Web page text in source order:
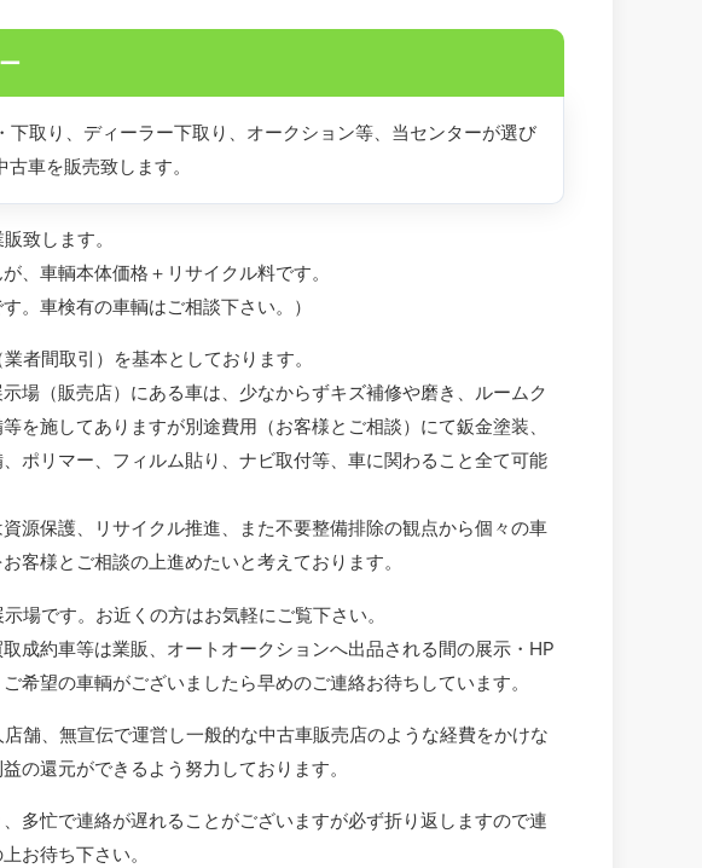
取り、ディーラー下取り、オークション等、当センターが選び
車を販売致します。
致します。
、車輌本体価格＋リサイクル料です。
す。車検有の車輌はご相談下さい。）
間取引）を基本としております。
場（販売店）にある車は、少なからずキズ補修や磨き、ルームク
を施してありますが別途費用（お客様とご相談）にて鈑金塗装、
ポリマー、フィルム貼り、ナビ取付等、車に関わること全て可能
源保護、リサイクル推進、また不要整備排除の観点から個々の車
客様とご相談の上進めたいと考えております。
です。お近くの方はお気軽にご覧下さい。
成約車等は業販、オートオークションへ出品される間の展示・HP
希望の車輌がございましたら早めのご連絡お待ちしています。
、無宣伝で運営し一般的な中古車販売店のような経費をかけな
の還元ができるよう努力しております。
多忙で連絡が遅れることがございますが必ず折り返しますので連
お待ち下さい。